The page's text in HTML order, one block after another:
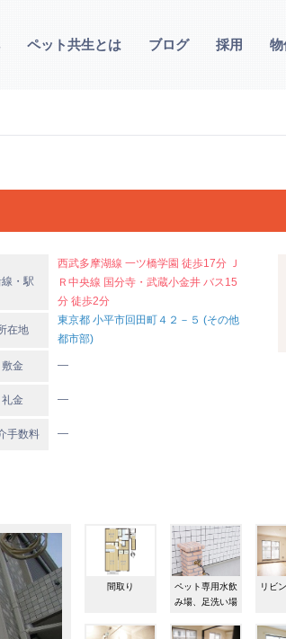
ペット共生とは ブログ 採用 物
・駅
西武多摩湖線 一ツ橋学園 徒歩17分 Ｊ
Ｒ中央線 国分寺・武蔵小金井 バス15
分 徒歩2分
在地
東京都 小平市回田町４２－５ (その他
都市部)
敷金 ―
礼金 ―
手数料 ―
間取り
ペット専用水飲
み場、足洗い場
リビ